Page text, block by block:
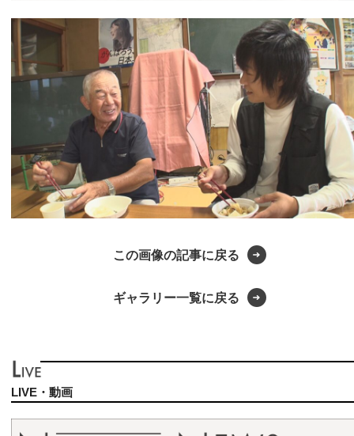
この画像の記事に戻る
ギャラリー一覧に戻る
LIVE・動画